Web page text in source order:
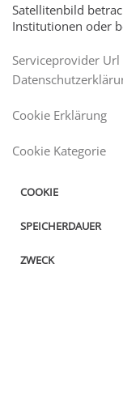
Satellitenbild
Institutionen oder
Serviceprovider Url
Cookie Erklärung
Cookie Kategorie